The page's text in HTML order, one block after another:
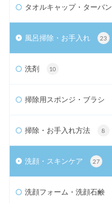
タオルキャップ・ターバン
風呂掃除・お手入れ 23
洗剤 10
掃除用スポンジ・ブラシ
掃除・お手入れ方法 8
洗顔・スキンケア 27
洗顔フォーム・洗顔石鹸